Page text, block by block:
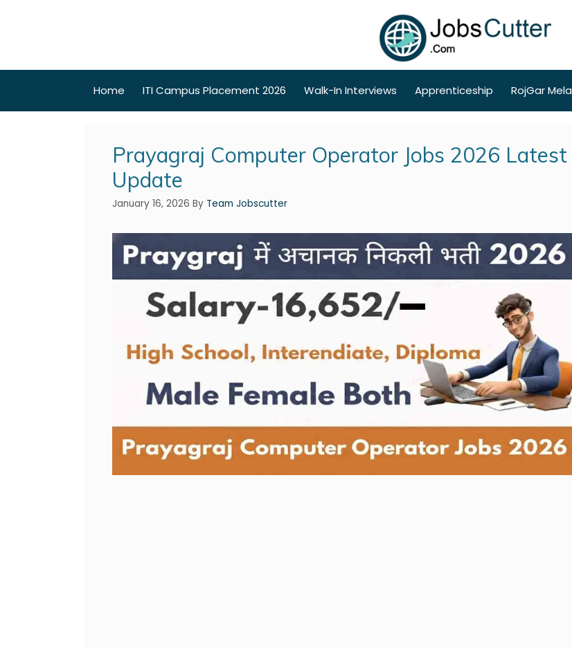
Home ITI Campus Placement 2026 Walk-In Interviews Apprenticeship RojGar Mela
Prayagraj Computer Operator Jobs 2026 Latest
Update
January 16, 2026 By Team Jobscutter